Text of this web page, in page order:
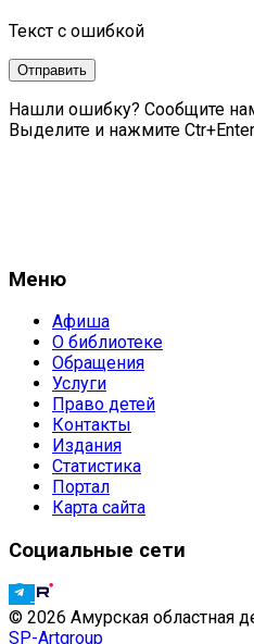
Текст с ошибкой
Нашли ошибку? Сообщите
Выделите и нажмите Ctr+Enter
Меню
Афиша
О библиотеке
Обращения
Услуги
Право детей
Контакты
Издания
Статистика
Портал
Карта сайта
Социальные сети
© 2026 Амурская областная
SP-Artgroup